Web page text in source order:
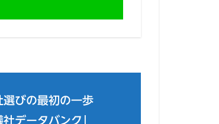
選びの最初の一歩
社データバンク」